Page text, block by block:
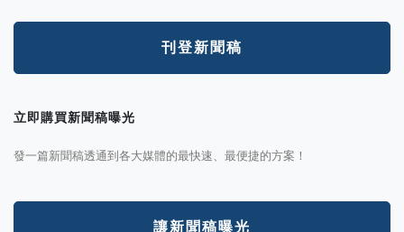
刊登新聞稿
立即購買新聞稿曝光
發一篇新聞稿透通到各大媒體的最快速、最便捷的方案！
讓新聞稿曝光